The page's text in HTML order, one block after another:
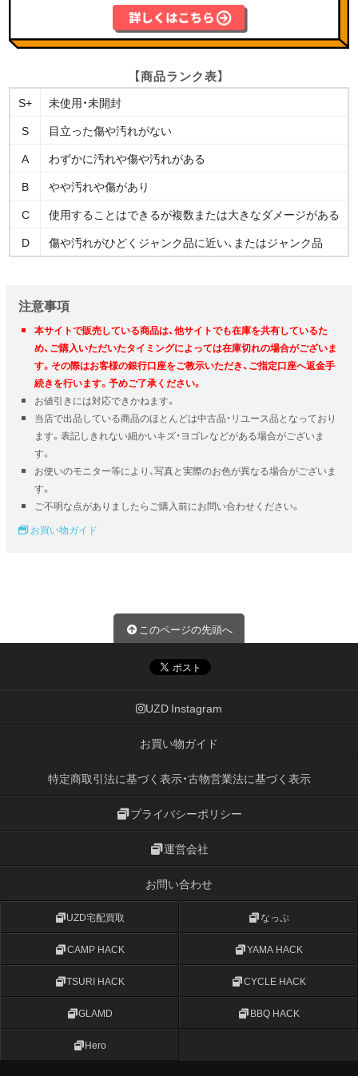
【商品ランク表】
S+
未使用・未開封
S
目立った傷や汚れがない
A
わずかに汚れや傷や汚れがある
B
やや汚れや傷があり
C
使用することはできるが複数または大きなダメージがある
D
傷や汚れがひどくジャンク品に近い、またはジャンク品
注意事項
本サイトで販売している商品は、他サイトでも在庫を共有しているた
め、ご購入いただいたタイミングによっては在庫切れの場合がございま
す。その際はお客様の銀行口座をご教示いただき、ご指定口座へ返金手
続きを行います。予めご了承ください。
お値引きには対応できかねます。
当店で出品している商品のほとんどは中古品・リユース品となっており
ます。表記しきれない細かいキズ・ヨゴレなどがある場合がございま
す。
お使いのモニター等により、写真と実際のお色が異なる場合がございま
す。
ご不明な点がありましたらご購入前にお問い合わせください。
お買い物ガイド
このページの先頭へ
UZD Instagram
お買い物ガイド
特定商取引法に基づく表示・古物営業法に基づく表示
プライバシーポリシー
運営会社
お問い合わせ
UZD宅配買取 なっぷ
CAMP HACK YAMA HACK
TSURI HACK CYCLE HACK
GLAMD BBQ HACK
Hero